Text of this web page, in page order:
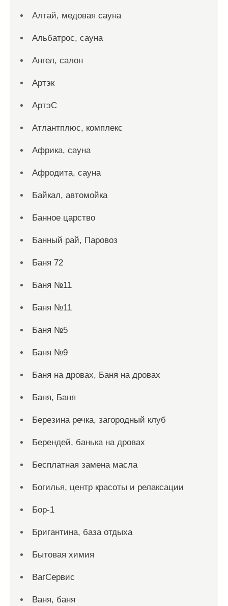
Алтай, медовая сауна
Альбатрос, сауна
Ангел, салон
Артэк
АртэС
Атлантплюс, комплекс
Африка, сауна
Афродита, сауна
Байкал, автомойка
Банное царство
Банный рай, Паровоз
Баня 72
Баня №11
Баня №11
Баня №5
Баня №9
Баня на дровах, Баня на дровах
Баня, Баня
Березина речка, загородный клуб
Берендей, банька на дровах
Бесплатная замена масла
Богилья, центр красоты и релаксации
Бор-1
Бригантина, база отдыха
Бытовая химия
ВагСервис
Ваня, баня